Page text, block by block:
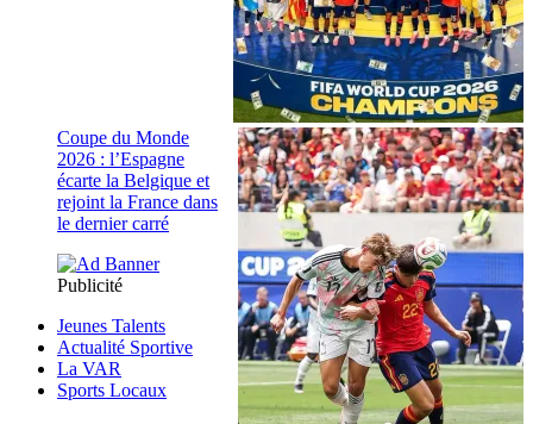
Coupe du Monde
2026 : l’Espagne
écarte la Belgique et
rejoint la France dans
le dernier carré
Publicité
Jeunes Talents
Actualité Sportive
La VAR
Sports Locaux